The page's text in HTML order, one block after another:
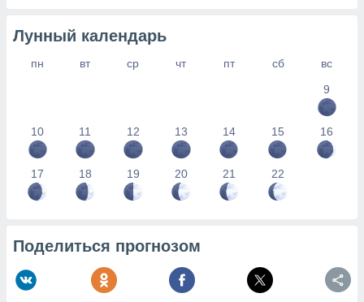
Лунный календарь
пн вт ср чт пт сб
вс
9
10 11 12 13 14 15 16
17 18 19 20 21 22
Поделиться прогнозом